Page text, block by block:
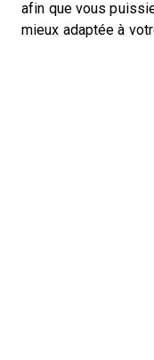
afin que vous
mieux adaptée à